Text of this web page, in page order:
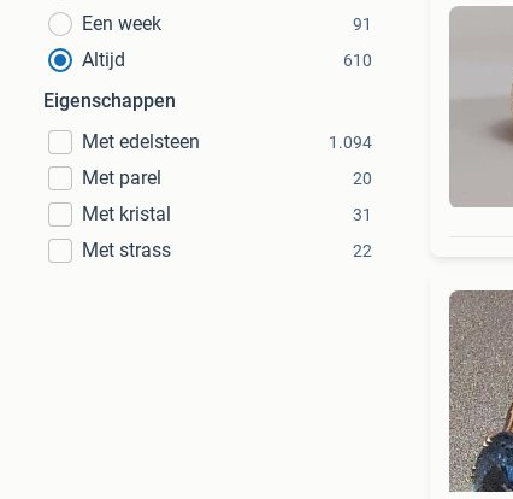
Een week 91
Altijd 610
Eigenschappen
Met edelsteen
1.094
Met parel 20
Met kristal 31
Met strass 22